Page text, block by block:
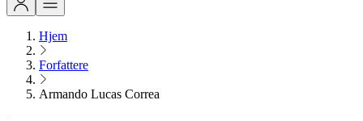
Hjem
Forfattere
Armando Lucas Correa